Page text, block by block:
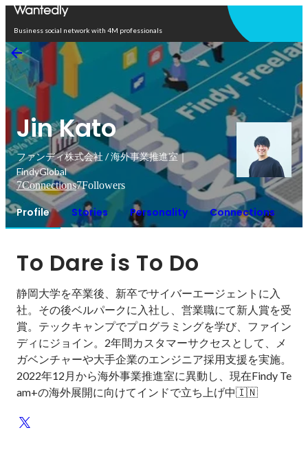
Business social network with 4M professionals
Jin Kato
ファンディ株式会社 / 海外事業推進室｜
FindyGlobal
7Connections7Followers
Profile Stories Personality Connections
To Dare is To Do
静岡大学を卒業後、新卒でサイバーエージェントに入
社。その後ベルパークに入社し、営業職にて新人賞を受
賞。テックキャンプでプログラミングを学び、ファイン
ディにジョイン。2年間カスタマーサクセスとして、メ
ガベンチャーや大手企業のエンジニア採用支援を実施。
2022年12月から海外事業推進室に異動し、現在Findy Te
am+の海外展開に向けてインドで立ち上げ中🇮🇳